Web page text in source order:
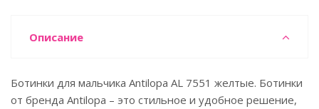
Описание
Ботинки для мальчика Antilopa AL 7551 желтые. Ботинки
от бренда Antilopa – это стильное и удобное решение,